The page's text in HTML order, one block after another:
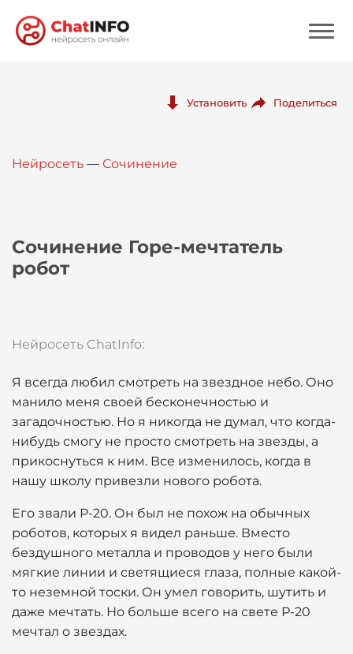
Вход
Установить Поделиться
Нейросеть — Сочинение
Сочинение Горе-мечтатель
робот
Нейросеть ChatInfo:
Я всегда любил смотреть на звездное небо. Оно
манило меня своей бесконечностью и
загадочностью. Но я никогда не думал, что когда-
нибудь смогу не просто смотреть на звезды, а
прикоснуться к ним. Все изменилось, когда в
нашу школу привезли нового робота.
Его звали Р-20. Он был не похож на обычных
роботов, которых я видел раньше. Вместо
бездушного металла и проводов у него были
мягкие линии и светящиеся глаза, полные какой-
то неземной тоски. Он умел говорить, шутить и
даже мечтать. Но больше всего на свете Р-20
мечтал о звездах.